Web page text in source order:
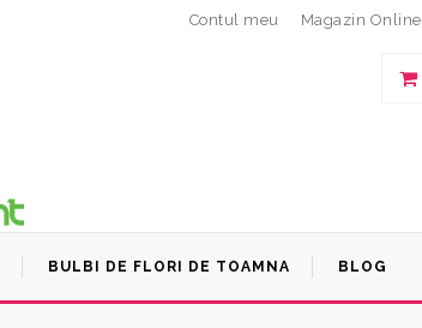
Contul meu Magazin Online
BULBI DE FLORI DE TOAMNA BLOG